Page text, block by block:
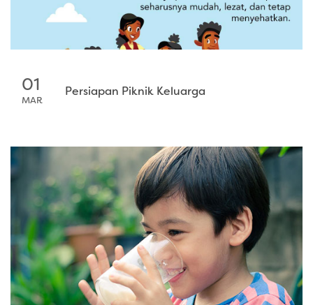
01
MAR
Persiapan Piknik Keluarga